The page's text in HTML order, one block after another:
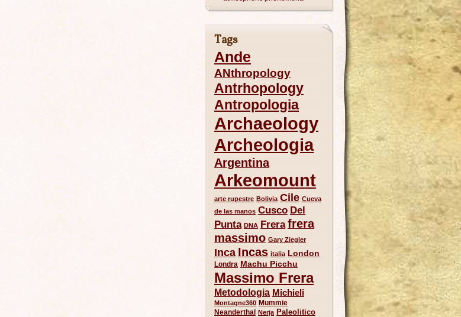
Tags
Ande
ANthropology
Antrhopology
Antropologia
Archaeology
Archeologia
Argentina
Arkeomount
arte rupestre Bolivia Cile Cueva
de las manos Cusco Del
Punta DNA Frera frera
massimo Gary Ziegler
Inca Incas italia London
Londra Machu Picchu
Massimo Frera
Metodologia Michieli
Montagne360 Mummie
Neanderthal Nerja Paleolitico